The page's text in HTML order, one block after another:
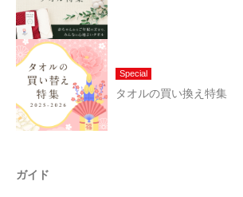
Special
タオルの買い換え特集
ガイド